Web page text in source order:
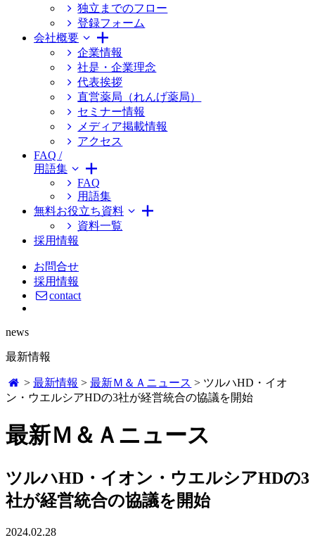
独立までのフロー
登録フォーム
会社概要
企業情報
社是・企業理念
代表挨拶
直営薬局（れんげ薬局）
セミナー情報
メディア掲載情報
アクセス
FAQ /
用語集
FAQ
用語集
無料お役立ち資料
資料一覧
採用情報
お問合せ
採用情報
contact
news
最新情報
>最新情報 >最新Ｍ＆Ａニュース > ツルハHD・イオ
ン・ウエルシアHDの3社が経営統合の協議を開始
最新Ｍ＆Ａニュース
ツルハHD・イオン・ウエルシアHDの3
社が経営統合の協議を開始
2024.02.28